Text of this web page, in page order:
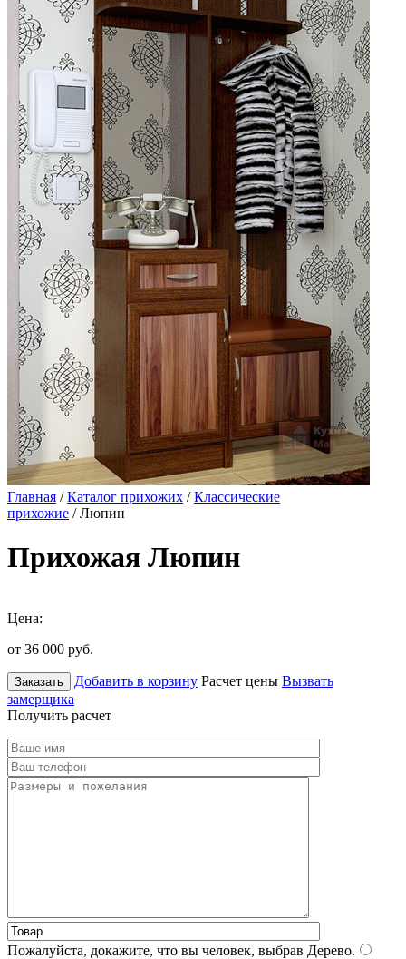
Главная /Каталог прихожих /Классические
прихожие / Люпин
Прихожая Люпин
Цена:
от 36 000 руб.
Заказать Добавить в корзину Расчет цены Вызвать
замерщика
Получить расчет
Пожалуйста, докажите, что вы человек, выбрав Дерево.